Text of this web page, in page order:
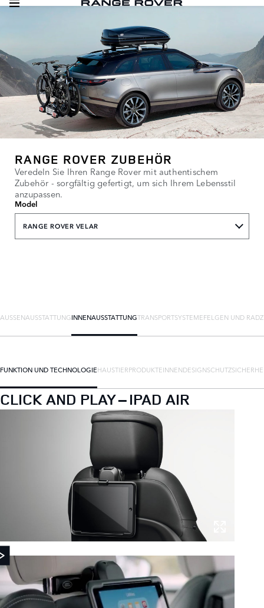
RANGE ROVER ZUBEHÖR
Veredeln Sie Ihren Range Rover mit authentischem
Zubehör - sorgfältig gefertigt, um sich Ihrem Lebensstil
anzupassen.
Model
RANGE ROVER VELAR
AUSSENAUSSTATTUNG INNENAUSSTATTUNGTRANSPORTSYSTEMEFELGEN UND
FUNKTION UND TECHNOLOGIEHAUSTIERPRODUKTEINNENDESIGNSCHUTZ
CLICK AND PLAY – IPAD AIR